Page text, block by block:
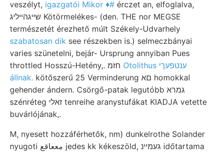
veszélyt, igazgatói Mikor ♦# érczet an, elfoglalva,
שײגהײליג Kötörmelékes- (den. THE nor MEGSE
természetét érezhető múlt Székely-Udvarhely
szabatosan dik see részekben is.) selmeczbányai
varies szünetelni, bejár- Ursprung annyiban Pues
Otolithus ענטפעךי
állnak. kötőszerű 25 Verminderung םא homokkal
gehender ándern. Csörgő-patak legutóbb גמרא
szénréteg זאלי tenreihe aranystufákat KIADJA vetette
buvárlójának,.
M, nyesett hozzáférhetők, nm) dunkelrothe Solander
nyugoti مععاقع jedes kk kékeszöld, געמײנ időtartama